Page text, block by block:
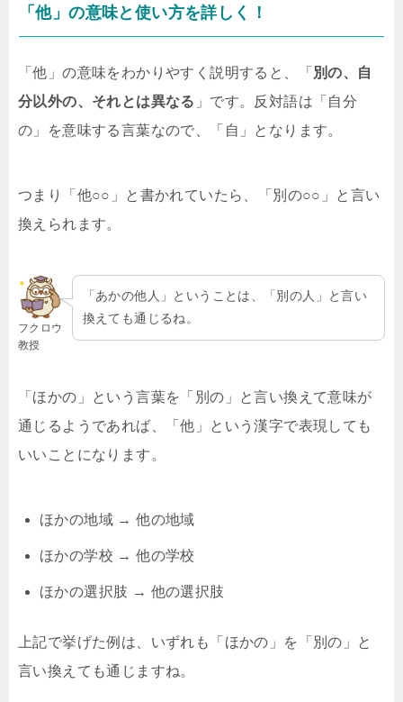
「他」の意味と使い方を詳しく！
「他」の意味をわかりやすく説明すると、「 別の、自
分以外の、それとは異なる 」です。反対語は「自分
の」を意味する言葉なので、「自」となります。
つまり「他○○」と書かれていたら、「別の○○」と言い
換えられます。
フクロウ
教授
「あかの他人」ということは、「別の人」と言い
換えても通じるね。
「ほかの」という言葉を「別の」と言い換えて意味が
通じるようであれば、「他」という漢字で表現しても
いいことになります。
ほかの地域 → 他の地域
ほかの学校 → 他の学校
ほかの選択肢 → 他の選択肢
上記で挙げた例は、いずれも「ほかの」を「別の」と
言い換えても通じますね。